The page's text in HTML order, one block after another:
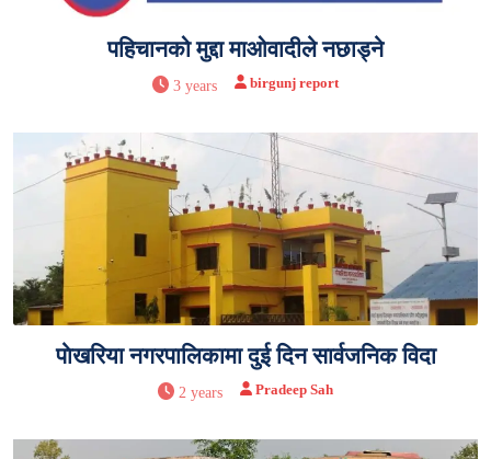
पहिचानको मुद्दा माओवादीले नछाड्ने
3 years birgunj report
पाेखरिया नगरपालिकामा दुई दिन सार्वजनिक विदा
2 years Pradeep Sah